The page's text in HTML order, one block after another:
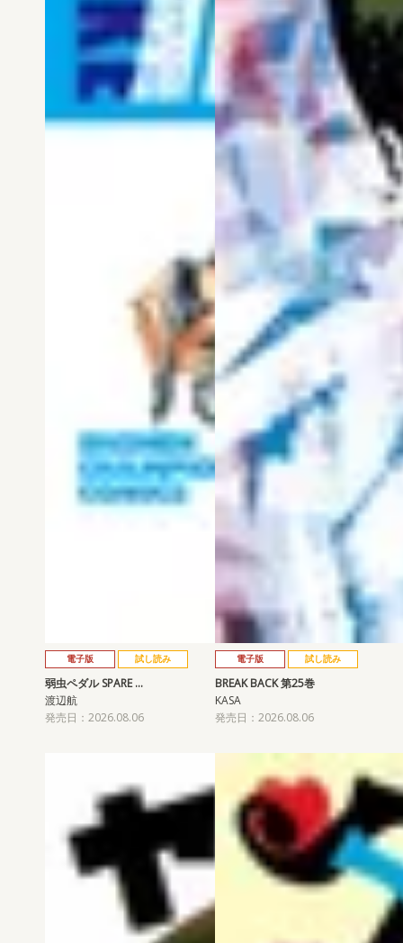
電子版 試し読み
弱虫ペダル SPARE …
渡辺航
発売日：2026.08.06
電子版 試し読み
BREAK BACK 第25巻
KASA
発売日：2026.08.06